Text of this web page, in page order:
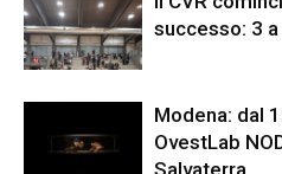
successo: 3
Modena: dal
OvestLab